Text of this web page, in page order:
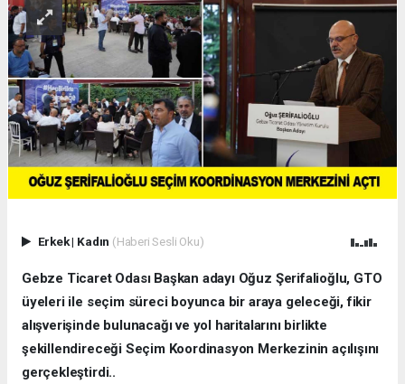
Erkek| Kadın (Haberi Sesli Oku)
Gebze Ticaret Odası Başkan adayı Oğuz Şerifalioğlu, GTO
üyeleri ile seçim süreci boyunca bir araya geleceği, fikir
alışverişinde bulunacağı ve yol haritalarını birlikte
şekillendireceği Seçim Koordinasyon Merkezinin açılışını
gerçekleştirdi..